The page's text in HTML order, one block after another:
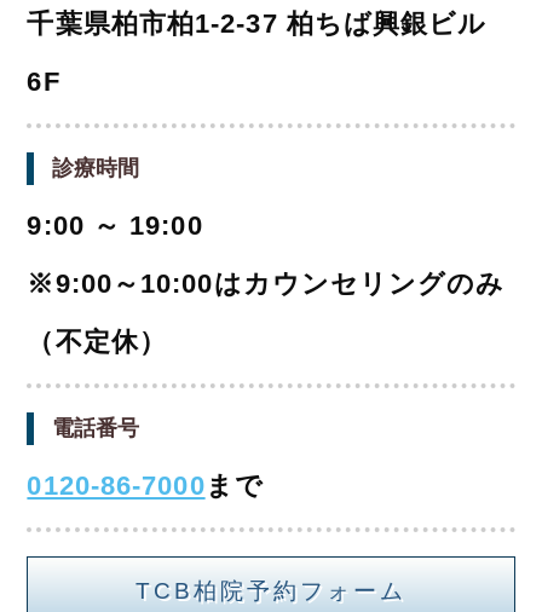
千葉県柏市柏1-2-37 柏ちば興銀ビル
6F
診療時間
9:00 ～ 19:00
※9:00～10:00はカウンセリングのみ
（不定休）
電話番号
0120-86-7000 まで
TCB柏院予約フォーム